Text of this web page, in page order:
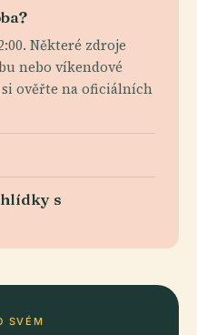
Některé zdroje
nebo víkendové
ověřte na oficiálních
s
SVÉM